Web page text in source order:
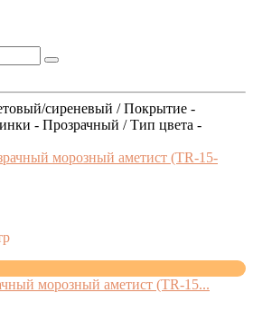
сиреневый / Покрытие -
- Прозрачный / Тип цвета -
морозный аметист (TR-15...